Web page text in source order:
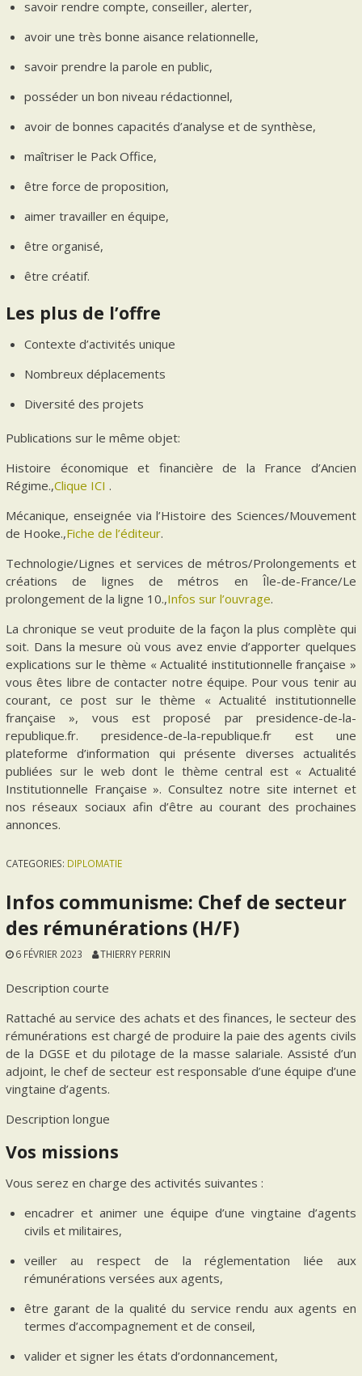
savoir rendre compte, conseiller, alerter,
avoir une très bonne aisance relationnelle,
savoir prendre la parole en public,
posséder un bon niveau rédactionnel,
avoir de bonnes capacités d’analyse et de synthèse,
maîtriser le Pack Office,
être force de proposition,
aimer travailler en équipe,
être organisé,
être créatif.
Les plus de l’offre
Contexte d’activités unique
Nombreux déplacements
Diversité des projets
Publications sur le même objet:
Histoire économique et financière de la France d’Ancien
Régime.,Clique ICI .
Mécanique, enseignée via l’Histoire des Sciences/Mouvement
de Hooke.,Fiche de l’éditeur.
Technologie/Lignes et services de métros/Prolongements et
créations de lignes de métros en Île-de-France/Le
prolongement de la ligne 10.,Infos sur l’ouvrage.
La chronique se veut produite de la façon la plus complète qui
soit. Dans la mesure où vous avez envie d’apporter quelques
explications sur le thème « Actualité institutionnelle française »
vous êtes libre de contacter notre équipe. Pour vous tenir au
courant, ce post sur le thème « Actualité institutionnelle
française », vous est proposé par presidence-de-la-
republique.fr. presidence-de-la-republique.fr est une
plateforme d’information qui présente diverses actualités
publiées sur le web dont le thème central est « Actualité
Institutionnelle Française ». Consultez notre site internet et
nos réseaux sociaux afin d’être au courant des prochaines
annonces.
CATEGORIES: DIPLOMATIE
Infos communisme: Chef de secteur
des rémunérations (H/F)
6 FÉVRIER 2023 THIERRY PERRIN
Description courte
Rattaché au service des achats et des finances, le secteur des
rémunérations est chargé de produire la paie des agents civils
de la DGSE et du pilotage de la masse salariale. Assisté d’un
adjoint, le chef de secteur est responsable d’une équipe d’une
vingtaine d’agents.
Description longue
Vos missions
Vous serez en charge des activités suivantes :
encadrer et animer une équipe d’une vingtaine d’agents
civils et militaires,
veiller au respect de la réglementation liée aux
rémunérations versées aux agents,
être garant de la qualité du service rendu aux agents en
termes d’accompagnement et de conseil,
valider et signer les états d’ordonnancement,